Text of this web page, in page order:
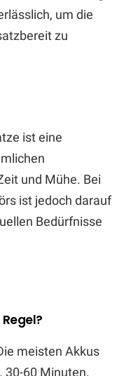
um die
zu
ist eine
und Mühe. Bei
ist jedoch darauf
Bedürfnisse
meisten Akkus
30-60 Minuten.